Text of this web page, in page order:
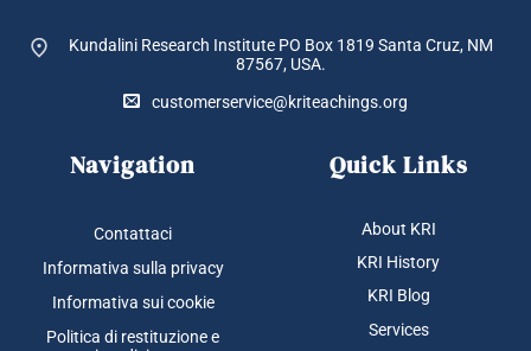
Kundalini Research Institute PO Box 1819 Santa Cruz, NM
87567, USA.
customerservice@kriteachings.org
Navigation
Contattaci
Informativa sulla privacy
Informativa sui cookie
Politica di restituzione e
Quick Links
About KRI
KRI History
KRI Blog
Services